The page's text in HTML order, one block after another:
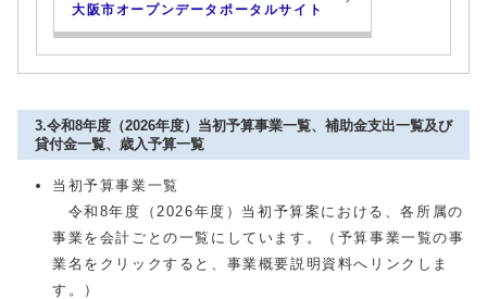
大阪市オープンデータポータルサイト
3.令和8年度（2026年度）当初予算事業一覧、補助金支出一覧及び
貸付金一覧、歳入予算一覧
当初予算事業一覧
令和8年度（2026年度）当初予算案における、各所属の
事業を会計ごとの一覧にしています。（予算事業一覧の事
業名をクリックすると、事業概要説明資料へリンクしま
す。）